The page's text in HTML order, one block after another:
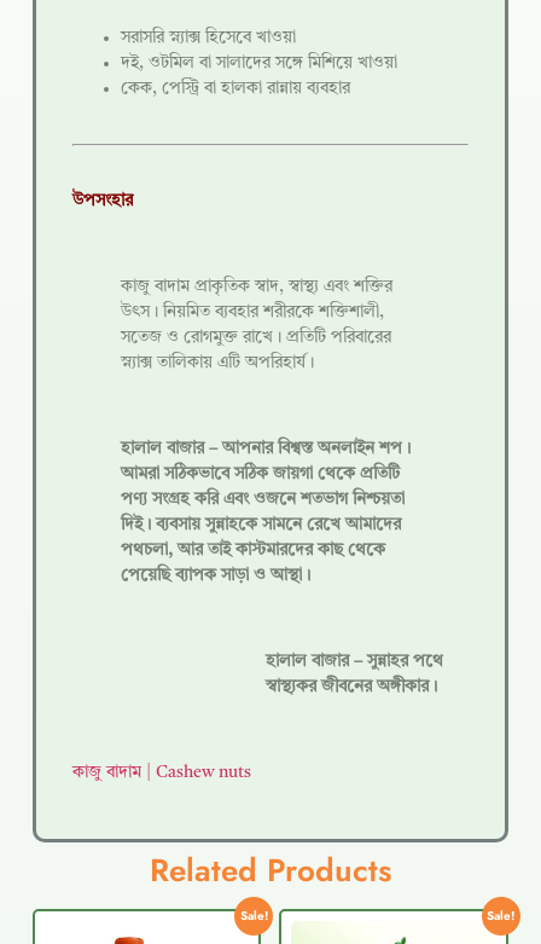
Related Products
Sale! Sale!
সরাসরি স্ন্যাক্স হিসেবে খাওয়া
দই, ওটমিল বা সালাদের সঙ্গে মিশিয়ে খাওয়া
কেক, পেস্ট্রি বা হালকা রান্নায় ব্যবহার
উপসংহার
কাজু বাদাম প্রাকৃতিক স্বাদ, স্বাস্থ্য এবং শক্তির
উৎস। নিয়মিত ব্যবহার শরীরকে শক্তিশালী,
সতেজ ও রোগমুক্ত রাখে। প্রতিটি পরিবারের
স্ন্যাক্স তালিকায় এটি অপরিহার্য।
হালাল বাজার – আপনার বিশ্বস্ত অনলাইন শপ।
আমরা সঠিকভাবে সঠিক জায়গা থেকে প্রতিটি
পণ্য সংগ্রহ করি এবং ওজনে শতভাগ নিশ্চয়তা
দিই। ব্যবসায় সুন্নাহকে সামনে রেখে আমাদের
পথচলা, আর তাই কাস্টমারদের কাছ থেকে
পেয়েছি ব্যাপক সাড়া ও আস্থা।
হালাল বাজার – সুন্নাহর পথে
স্বাস্থ্যকর জীবনের অঙ্গীকার।
কাজু বাদাম | Cashew nuts